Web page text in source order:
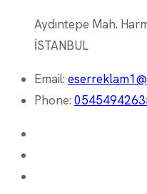
Aydıntepe Mah.
İSTANBUL
Email:
Phone: